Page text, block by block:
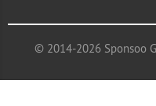
© 2014-2026 Sponsoo